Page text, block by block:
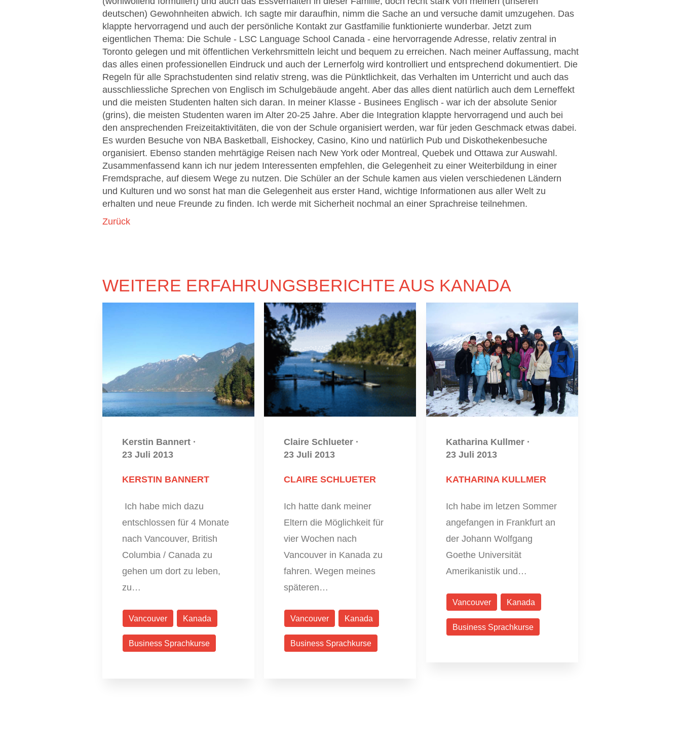
deutschen) Gewohnheiten abwich. Ich sagte mir daraufhin, nimm die Sache an und versuche damit umzugehen. Das
klappte hervorragend und auch der persönliche Kontakt zur Gastfamilie funktionierte wunderbar. Jetzt zum
eigentlichen Thema: Die Schule - LSC Language School Canada - eine hervorragende Adresse, relativ zentral in
Toronto gelegen und mit öffentlichen Verkehrsmitteln leicht und bequem zu erreichen. Nach meiner Auffassung, macht
das alles einen professionellen Eindruck und auch der Lernerfolg wird kontrolliert und entsprechend dokumentiert. Die
Regeln für alle Sprachstudenten sind relativ streng, was die Pünktlichkeit, das Verhalten im Unterricht und auch das
ausschliessliche Sprechen von Englisch im Schulgebäude angeht. Aber das alles dient natürlich auch dem Lerneffekt
und die meisten Studenten halten sich daran. In meiner Klasse - Businees Englisch - war ich der absolute Senior
(grins), die meisten Studenten waren im Alter 20-25 Jahre. Aber die Integration klappte hervorragend und auch bei
den ansprechenden Freizeitaktivitäten, die von der Schule organisiert werden, war für jeden Geschmack etwas dabei.
Es wurden Besuche von NBA Basketball, Eishockey, Casino, Kino und natürlich Pub und Diskothekenbesuche
organisiert. Ebenso standen mehrtägige Reisen nach New York oder Montreal, Quebek und Ottawa zur Auswahl.
Zusammenfassend kann ich nur jedem Interessenten empfehlen, die Gelegenheit zu einer Weiterbildung in einer
Fremdsprache, auf diesem Wege zu nutzen. Die Schüler an der Schule kamen aus vielen verschiedenen Ländern
und Kulturen und wo sonst hat man die Gelegenheit aus erster Hand, wichtige Informationen aus aller Welt zu
erhalten und neue Freunde zu finden. Ich werde mit Sicherheit nochmal an einer Sprachreise teilnehmen.
Zurück
WEITERE ERFAHRUNGSBERICHTE AUS KANADA
Kerstin Bannert ·
23 Juli 2013
KERSTIN BANNERT
Ich habe mich dazu
entschlossen für 4 Monate
nach Vancouver, British
Columbia / Canada zu
gehen um dort zu leben,
zu…
Vancouver Kanada
Business Sprachkurse
Claire Schlueter ·
23 Juli 2013
CLAIRE SCHLUETER
Ich hatte dank meiner
Eltern die Möglichkeit für
vier Wochen nach
Vancouver in Kanada zu
fahren. Wegen meines
späteren…
Vancouver Kanada
Business Sprachkurse
Katharina Kullmer ·
23 Juli 2013
KATHARINA KULLMER
Ich habe im letzen Sommer
angefangen in Frankfurt an
der Johann Wolfgang
Goethe Universität
Amerikanistik und…
Vancouver Kanada
Business Sprachkurse